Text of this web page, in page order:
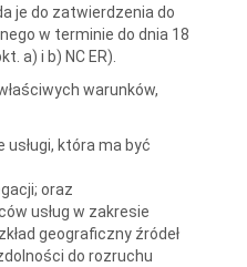
je do zatwierdzenia do
w terminie do dnia 18
a) i b) NC ER).
warunków,
która ma być
oraz
usług w zakresie
geograficzny źródeł
do rozruchu